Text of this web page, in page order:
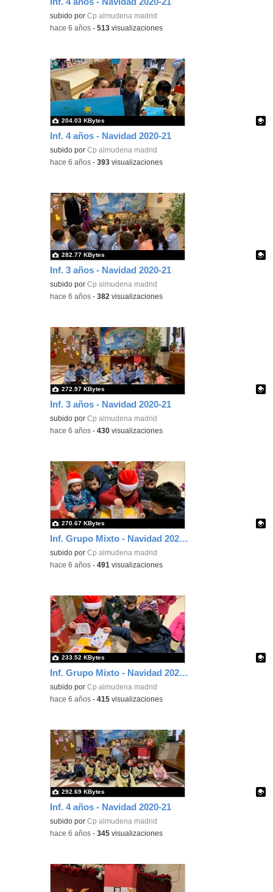
Contenido educativo.
subido porCp almudena madrid
-hace 6 años -513 visualizaciones
Inf. 4 años - Navidad 2020-21
Contenido educativo.
subido porCp almudena madrid
204.03 KBytes
-hace 6 años -393 visualizaciones
Inf. 3 años - Navidad 2020-21
Contenido educativo.
subido porCp almudena madrid
282.77 KBytes
-hace 6 años -382 visualizaciones
Inf. 3 años - Navidad 2020-21
Contenido educativo.
subido porCp almudena madrid
272.97 KBytes
-hace 6 años -430 visualizaciones
Inf. Grupo Mixto - Navidad 2020-21
Contenido educativo.
subido porCp almudena madrid
270.67 KBytes
-hace 6 años -491 visualizaciones
Inf. Grupo Mixto - Navidad 2020-21
Contenido educativo.
subido porCp almudena madrid
233.52 KBytes
-hace 6 años -415 visualizaciones
Inf. 4 años - Navidad 2020-21
Contenido educativo.
subido porCp almudena madrid
292.69 KBytes
-hace 6 años -345 visualizaciones